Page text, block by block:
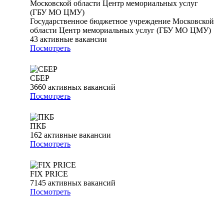
Государственное бюджетное учреждение Московской
области Центр мемориальных услуг (ГБУ МО ЦМУ)
43 активные вакансии
Посмотреть
СБЕР
3660 активных вакансий
Посмотреть
ПКБ
162 активные вакансии
Посмотреть
FIX PRICE
7145 активных вакансий
Посмотреть